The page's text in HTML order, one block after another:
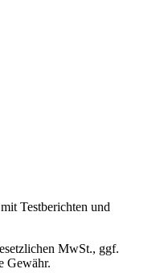
Testberichten und
MwSt., ggf.
Gewähr.